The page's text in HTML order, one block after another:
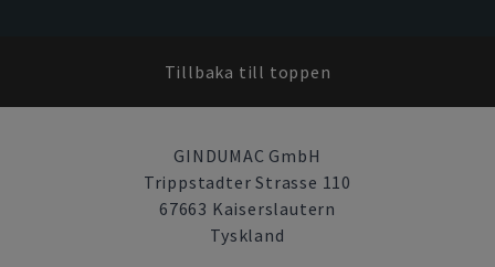
Tillbaka till toppen
GINDUMAC GmbH
Trippstadter Strasse 110
67663 Kaiserslautern
Tyskland